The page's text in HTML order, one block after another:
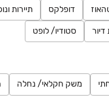
דופלקס תיירות
דיור סטודיו/ לופט
משק חקלאי/ נחלה